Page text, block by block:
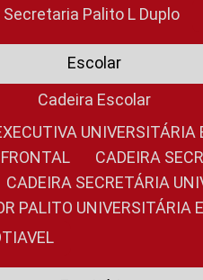
Secretaria Palito L Duplo
Escolar
Cadeira Escolar
UNIVERSITÁRIA
CADEIRA
CADEIRA SECRETÁRIA
PALITO UNIVERSITÁRIA